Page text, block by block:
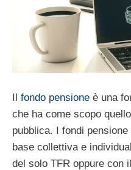
Il fondo pensione è una
che ha come scopo
pubblica. I fondi
base collettiva e
del solo TFR oppure con